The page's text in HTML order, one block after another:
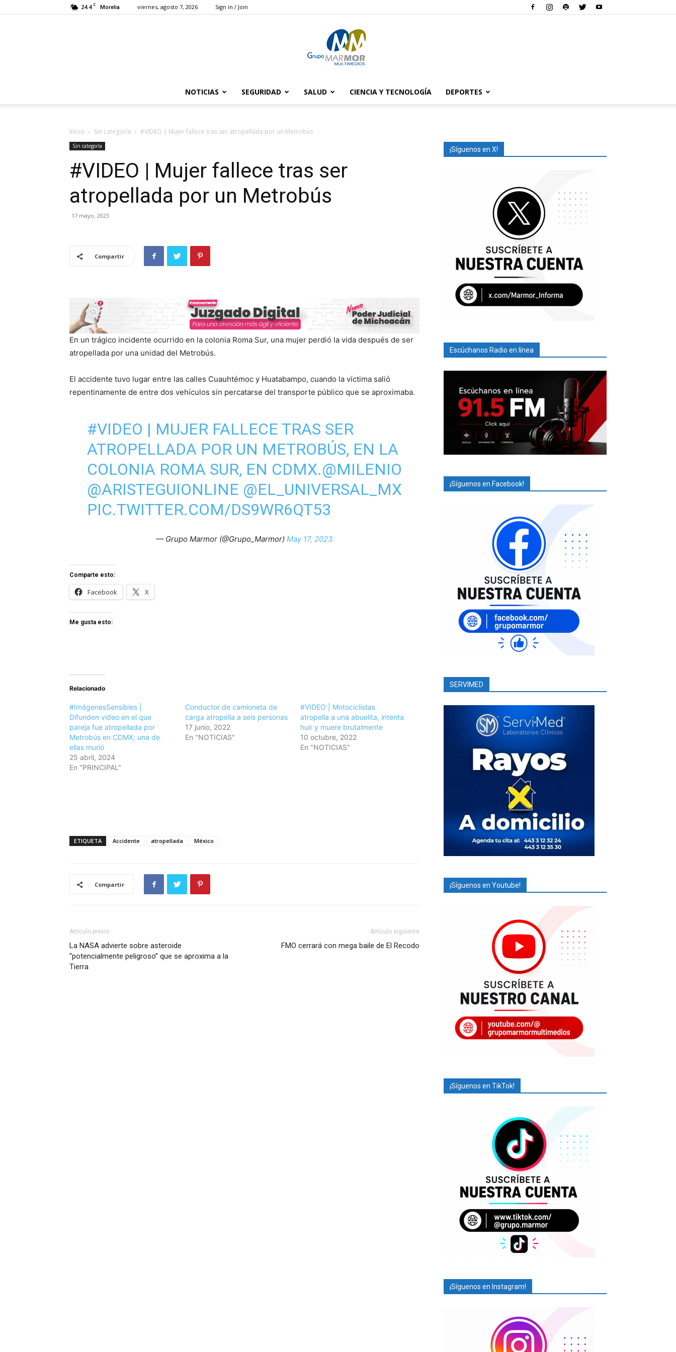
24.4 C Morelia viernes, agosto 7, 2026 Sign in / Join
Marmor
NOTICIAS SEGURIDAD SALUD CIENCIA Y TECNOLOGÍA DEPORTES
Inicio Sin categoría #VIDEO | Mujer fallece tras ser atropellada por un Metrobús
Sin categoría
#VIDEO | Mujer fallece tras ser
atropellada por un Metrobús
17 mayo, 2023
Compartir
En un trágico incidente ocurrido en la colonia Roma Sur, una mujer perdió la vida después de ser
atropellada por una unidad del Metrobús.
El accidente tuvo lugar entre las calles Cuauhtémoc y Huatabampo, cuando la víctima salió
repentinamente de entre dos vehículos sin percatarse del transporte público que se aproximaba.
#VIDEO | MUJER FALLECE TRAS SER
ATROPELLADA POR UN METROBÚS, EN LA
COLONIA ROMA SUR, EN CDMX.@MILENIO
@ARISTEGUIONLINE @EL_UNIVERSAL_MX
PIC.TWITTER.COM/DS9WR6QT53
— Grupo Marmor (@Grupo_Marmor) May 17, 2023
Comparte esto:
Facebook X
Me gusta esto:
Relacionado
#ImágenesSensibles |
Difunden video en el que
pareja fue atropellada por
Metrobús en CDMX; una de
ellas murió
25 abril, 2024
En "PRINCIPAL"
Conductor de camioneta de
carga atropella a seis personas
17 junio, 2022
En "NOTICIAS"
#VIDEO | Motociclistas
atropella a una abuelita, intenta
huir y muere brutalmente
10 octubre, 2022
En "NOTICIAS"
ETIQUETA Accidente atropellada México
Compartir
Artículo previo
La NASA advierte sobre asteroide
“potencialmente peligroso” que se aproxima a la
Tierra
Artículo siguiente
FMO cerrará con mega baile de El Recodo
¡Síguenos en X!
Escúchanos Radio en línea
¡Síguenos en Facebook!
SERVIMED
¡Síguenos en Youtube!
¡Síguenos en TikTok!
¡Síguenos en Instagram!